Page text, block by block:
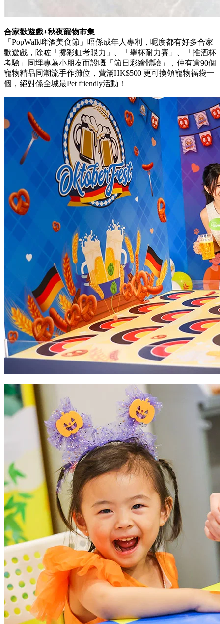
合家歡遊戲+秋夜寵物市集
「PopWalk啤酒美食節」唔係成年人專利，呢度都有好多合家
歡遊戲，除咗「擲彩虹考眼力」、「舉杯耐力賽」、「推酒杯
考驗」同埋專為小朋友而設嘅「節日彩繪體驗」，仲有逾90個
寵物精品同潮流手作攤位，費滿HK$500 更可換領寵物福袋一
個，絕對係全城最Pet friendly活動！